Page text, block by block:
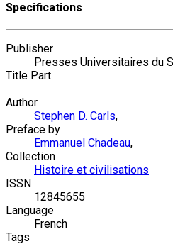
Specifications
Publisher
Presses Universitaires du
Title Part
Author
Stephen D. Carls,
Preface by
Emmanuel Chadeau,
Collection
Histoire et civilisations
ISSN
12845655
Language
French
Tags